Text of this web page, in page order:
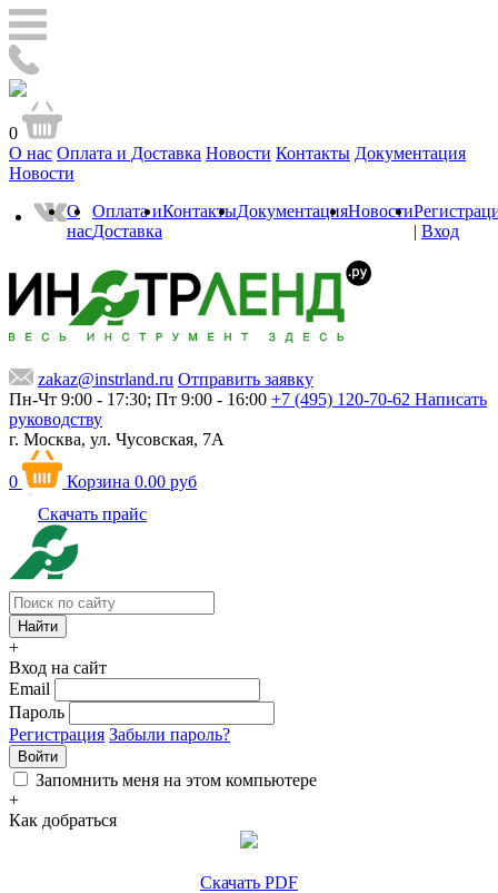
0
О нас Оплата и Доставка Новости Контакты Документация
Новости
О
нас
Оплата и
Доставка
КонтактыДокументацияНовости
| Вход
zakaz@instrland.ru Отправить заявку
Пн-Чт 9:00 - 17:30; Пт 9:00 - 16:00 +7 (495) 120-70-62 Написать
руководству
г. Москва, ул. Чусовская, 7А
0 Корзина 0.00 руб
Скачать прайс
+
Вход на сайт
Email
Пароль
Регистрация Забыли пароль?
Войти
Запомнить меня на этом компьютере
+
Как добраться
Скачать PDF